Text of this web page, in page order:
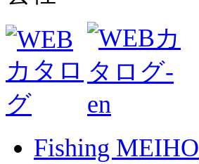
Fishing MEIHO